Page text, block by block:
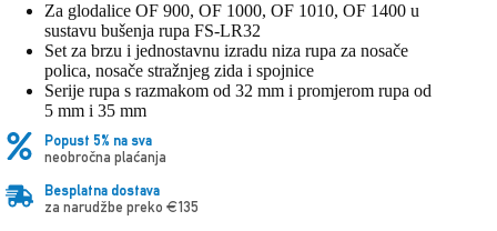
Za glodalice OF 900, OF 1000, OF 1010, OF 1400 u
sustavu bušenja rupa FS-LR32
Set za brzu i jednostavnu izradu niza rupa za nosače
polica, nosače stražnjeg zida i spojnice
Serije rupa s razmakom od 32 mm i promjerom rupa od
5 mm i 35 mm
Popust 5% na sva
neobročna plaćanja
Besplatna dostava
za narudžbe preko €135